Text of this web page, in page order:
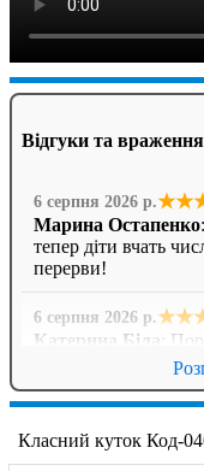
Відгуки та враження
6 серпня 2026 р.
Марина Остапенко
тепер діти вчать
перерви!
6 серпня 2026 р.
Катерина Біла:
Замовляли кишені
5 серпня 2026 р.
: Ціна та
Класний куток Код-